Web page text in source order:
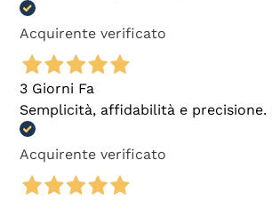
Acquirente verificato
3 Giorni Fa
Semplicità, affidabilità e
Acquirente verificato